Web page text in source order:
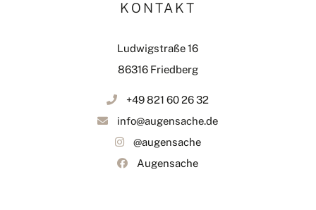
KONTAKT
Ludwigstraße 16
86316 Friedberg
+49 821 60 26 32
info@augensache.de
@augensache
Augensache